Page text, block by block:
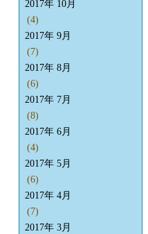
2017年 10月
(4)
2017年 9月
(7)
2017年 8月
(6)
2017年 7月
(8)
2017年 6月
(4)
2017年 5月
(6)
2017年 4月
(7)
2017年 3月